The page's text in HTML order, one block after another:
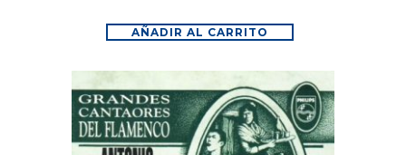
AÑADIR AL CARRITO